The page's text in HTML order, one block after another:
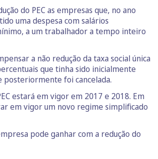
do PEC as empresas que, no ano
uma despesa com salários
a um trabalhador a tempo inteiro
a não redução da taxa social única
que tinha sido inicialmente
posteriormente foi cancelada.
estará em vigor em 2017 e 2018. Em
em vigor um novo regime simplificado
pode ganhar com a redução do